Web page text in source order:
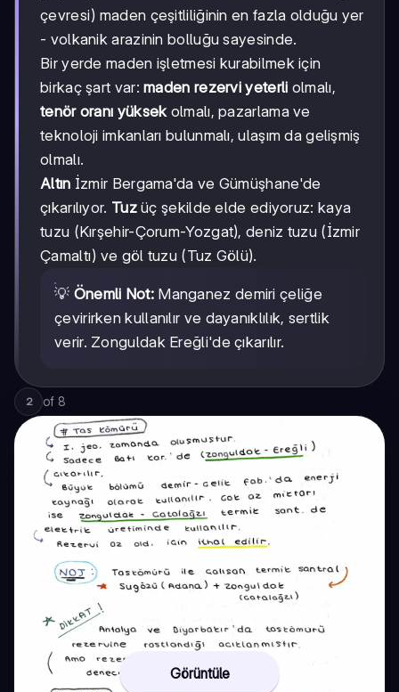
çevresi) maden çeşitliliğinin en fazla olduğu yer
- volkanik arazinin bolluğu sayesinde.
Bir yerde maden işletmesi kurabilmek için
birkaç şart var:maden rezervi yeterli olmalı,
tenör oranı yüksek olmalı, pazarlama ve
teknoloji imkanları bulunmalı, ulaşım da gelişmiş
olmalı.
Altın İzmir Bergama'da ve Gümüşhane'de
çıkarılıyor. Tuzüç şekilde elde ediyoruz: kaya
tuzu (Kırşehir-Çorum-Yozgat), deniz tuzu (İzmir
Çamaltı) ve göl tuzu (Tuz Gölü).
💡 Önemli Not:Manganez demiri çeliğe
çevirirken kullanılır ve dayanıklılık, sertlik
verir. Zonguldak Ereğli'de çıkarılır.
2 of 8
Görüntüle